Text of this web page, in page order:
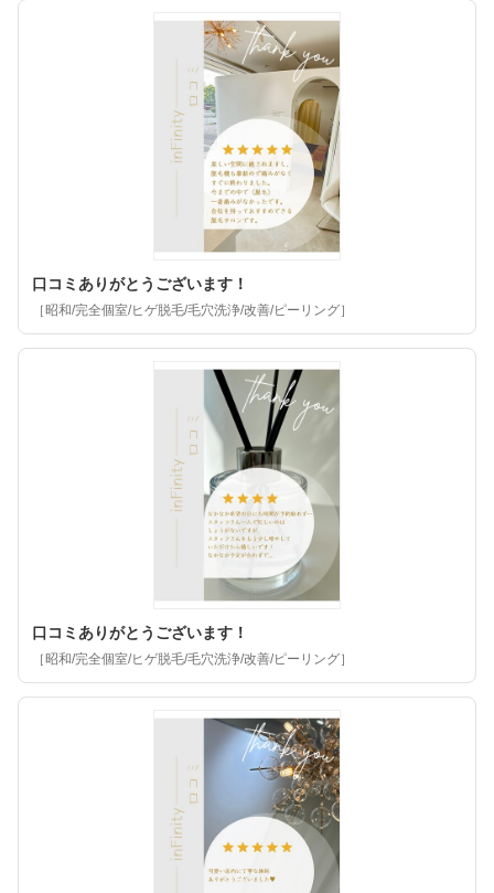
口コミありがとうございます！
［昭和/完全個室/ヒゲ脱毛/毛穴洗浄/改善/ピーリング］
口コミありがとうございます！
［昭和/完全個室/ヒゲ脱毛/毛穴洗浄/改善/ピーリング］